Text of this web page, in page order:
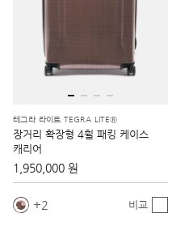
테그라 라이트 TEGRA LITE®
장거리 확장형 4휠 패킹 케이스
캐리어
1,950,000 원
2 비교